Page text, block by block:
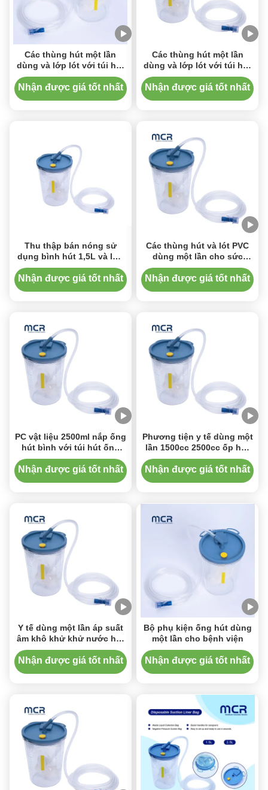
Các thùng hút một lần
dùng và lớp lót với túi hút
thoát nước áp suất âm
Nhận được giá tốt nhất
Các thùng hút một lần
dùng và lớp lót với túi hút
thoát nước áp suất âm
Nhận được giá tốt nhất
Thu thập bán nóng sử
dụng bình hút 1,5L và lớp
lót với chất làm cứng
Nhận được giá tốt nhất
Các thùng hút và lót PVC
dùng một lần cho sức
khỏe
Nhận được giá tốt nhất
PC vật liệu 2500ml nắp ống
hút bình với túi hút ống
chân không
Nhận được giá tốt nhất
Phương tiện y tế dùng một
lần 1500cc 2500cc ốp hút
và thùng chứa với thùng
hút chất cứng và thùng
Nhận được giá tốt nhất
Y tế dùng một lần áp suất
âm khô khử khử nước hút
Canister Liner Bag
Nhận được giá tốt nhất
Bộ phụ kiện ống hút dùng
một lần cho bệnh viện
Nhận được giá tốt nhất